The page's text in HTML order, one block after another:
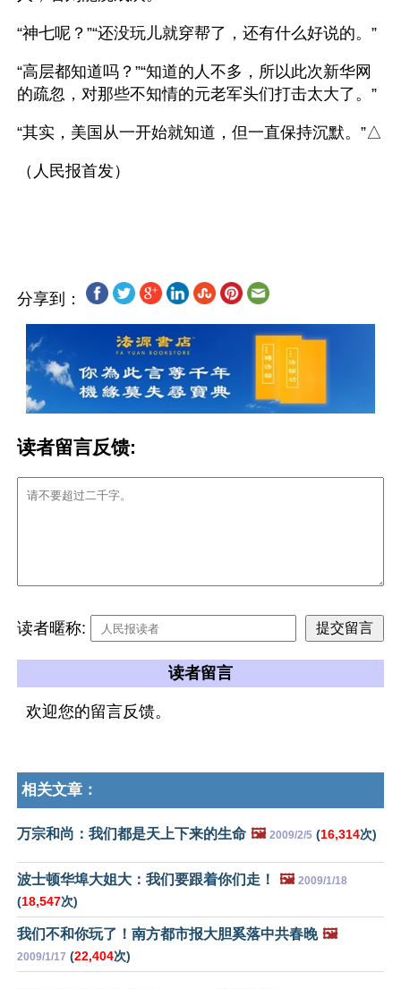
“神七呢？”“还没玩儿就穿帮了，还有什么好说的。”
“高层都知道吗？”“知道的人不多，所以此次新华网
的疏忽，对那些不知情的元老军头们打击太大了。”
“其实，美国从一开始就知道，但一直保持沉默。”△
（人民报首发）
分享到：
读者留言反馈:
读者暱称:
读者留言
欢迎您的留言反馈。
相关文章：
万宗和尚：我们都是天上下来的生命 🖼️ 2009/2/5 (16,314次)
波士顿华埠大姐大：我们要跟着你们走！ 🖼️ 2009/1/18
(18,547次)
我们不和你玩了！南方都市报大胆奚落中共春晚 🖼️
2009/1/17 (22,404次)